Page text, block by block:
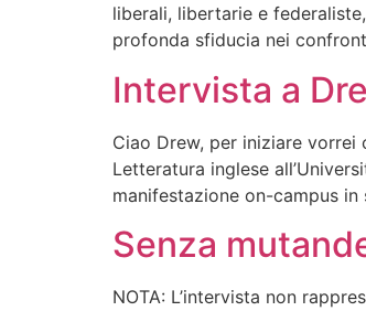
liberali, libertarie e
profonda sfiducia nei
Intervista a
Ciao Drew, per iniziare
Letteratura inglese
manifestazione on-campus
Senza
NOTA: L’intervista non